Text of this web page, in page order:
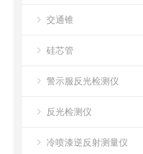
交通锥
硅芯管
警示服反光检测仪
反光检测仪
冷喷漆逆反射测量仪